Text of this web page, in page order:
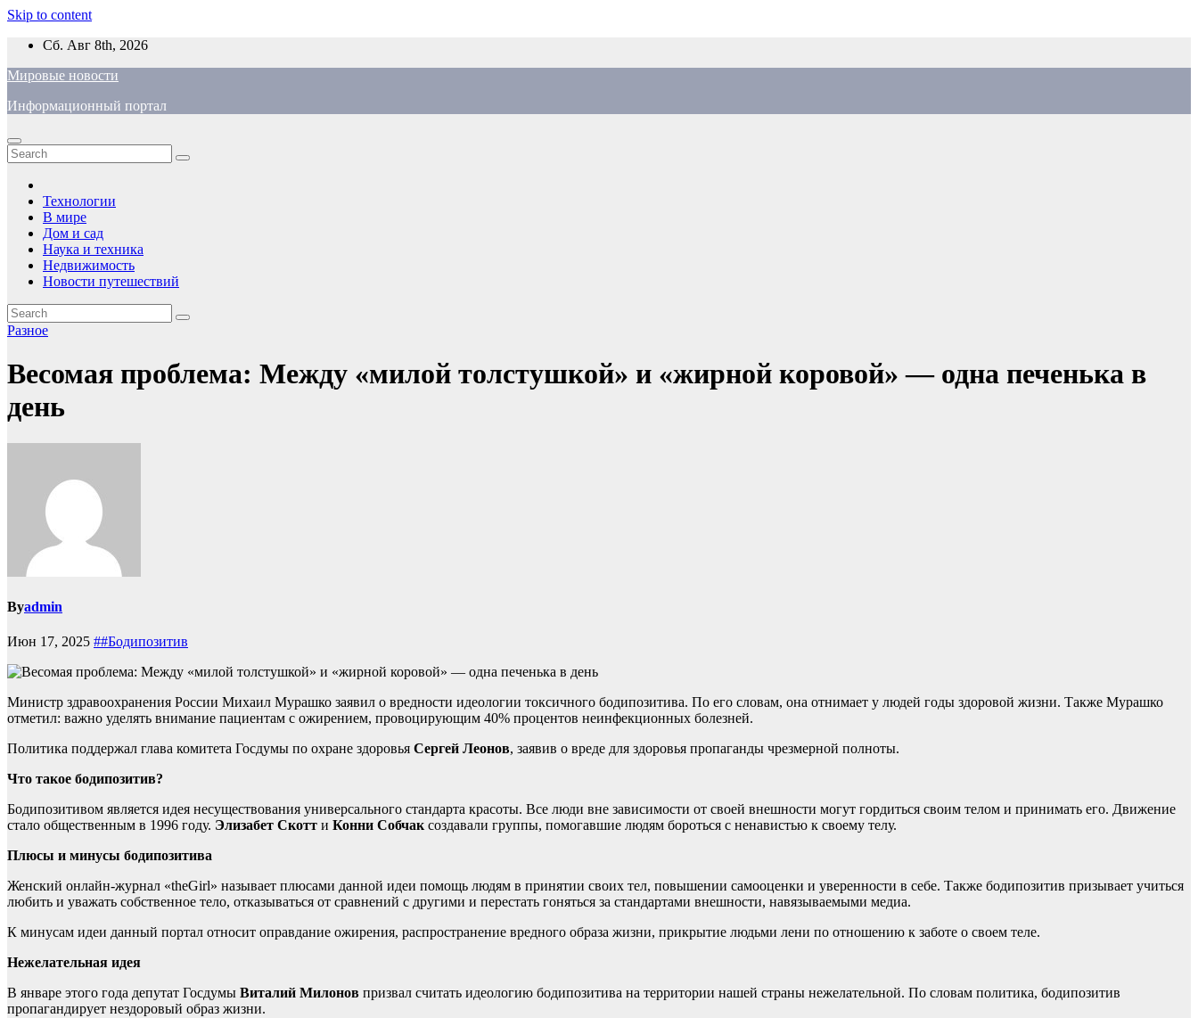
Skip to content
Сб. Авг 8th, 2026
Мировые новости
Информационный портал
Технологии
В мире
Дом и сад
Наука и техника
Недвижимость
Новости путешествий
Разное
Весомая проблема: Между «милой толстушкой» и «жирной коровой» — одна печенька в
день
Byadmin
Июн 17, 2025 ##Бодипозитив
Министр здравоохранения России Михаил Мурашко заявил о вредности идеологии токсичного бодипозитива. По его словам, она отнимает у людей годы здоровой жизни. Также Мурашко
отметил: важно уделять внимание пациентам с ожирением, провоцирующим 40% процентов неинфекционных болезней.
Политика поддержал глава комитета Госдумы по охране здоровья Сергей Леонов, заявив о вреде для здоровья пропаганды чрезмерной полноты.
Что такое бодипозитив?
Бодипозитивом является идея несуществования универсального стандарта красоты. Все люди вне зависимости от своей внешности могут гордиться своим телом и принимать его. Движение
стало общественным в 1996 году. Элизабет Скотт и Конни Собчаксоздавали группы, помогавшие людям бороться с ненавистью к своему телу.
Плюсы и минусы бодипозитива
Женский онлайн-журнал «theGirl» называет плюсами данной идеи помощь людям в принятии своих тел, повышении самооценки и уверенности в себе. Также бодипозитив призывает учиться
любить и уважать собственное тело, отказываться от сравнений с другими и перестать гоняться за стандартами внешности, навязываемыми медиа.
К минусам идеи данный портал относит оправдание ожирения, распространение вредного образа жизни, прикрытие людьми лени по отношению к заботе о своем теле.
Нежелательная идея
В январе этого года депутат Госдумы Виталий Милонов призвал считать идеологию бодипозитива на территории нашей страны нежелательной. По словам политика, бодипозитив
пропагандирует нездоровый образ жизни.